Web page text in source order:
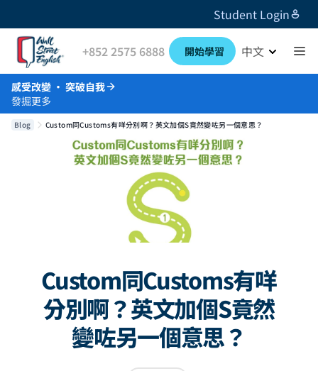
Student Login
+852 2575 6888 開始學習 中文
感受改變 · 突破自我
發掘更多
Blog Custom同Customs有咩分別啊？英文加個S竟然變咗另一個意思？
Custom同Customs有咩
分別啊？英文加個S竟然
變咗另一個意思？